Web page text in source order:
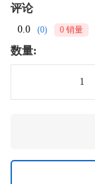
评论
0.0 (0) 0 销量
数量: